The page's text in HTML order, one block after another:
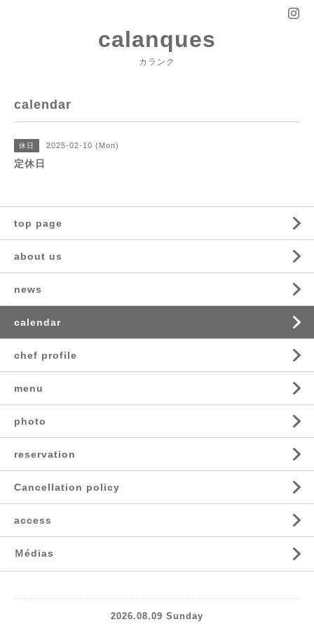
calanques
カランク
calendar
休日 2025-02-10 (Mon)
定休日
top page
about us
news
calendar
chef profile
menu
photo
reservation
Cancellation policy
access
Ｍédias
2026.08.09 Sunday